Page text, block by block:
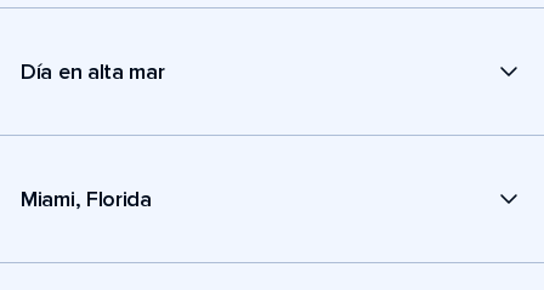
Día en alta mar
Miami, Florida